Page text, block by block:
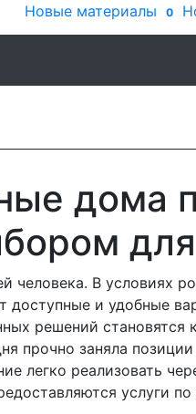
Новые материалы 0
дома
человека. В условиях
и удобные
решений
прочно заняла
легко реализовать
услуги